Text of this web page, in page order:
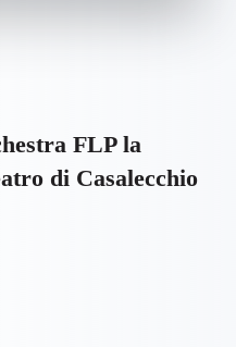
FLP la
di Casalecchio